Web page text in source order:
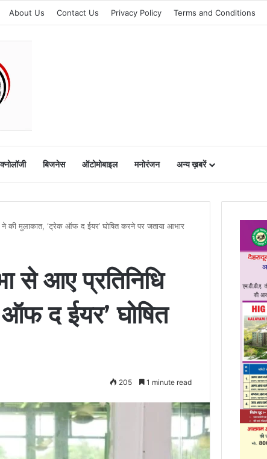
About Us Contact Us Privacy Policy Terms and Conditions
बिजनेस ऑटोमोबाइल मनोरंजन अन्य ख़बरें
की मुलाकात, ‘ट्रेक ऑफ द ईयर’ घोषित करने पर जताया आभार
से आए प्रतिनिधि
द ईयर’ घोषित
205 1 minute read